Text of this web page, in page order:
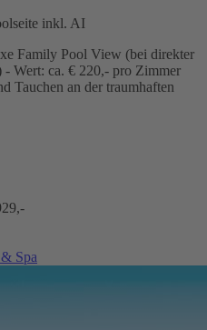
inkl. AI
Family Pool View (bei direkter
Wert: ca. € 220,- pro Zimmer
Tauchen an der traumhaften
Spa